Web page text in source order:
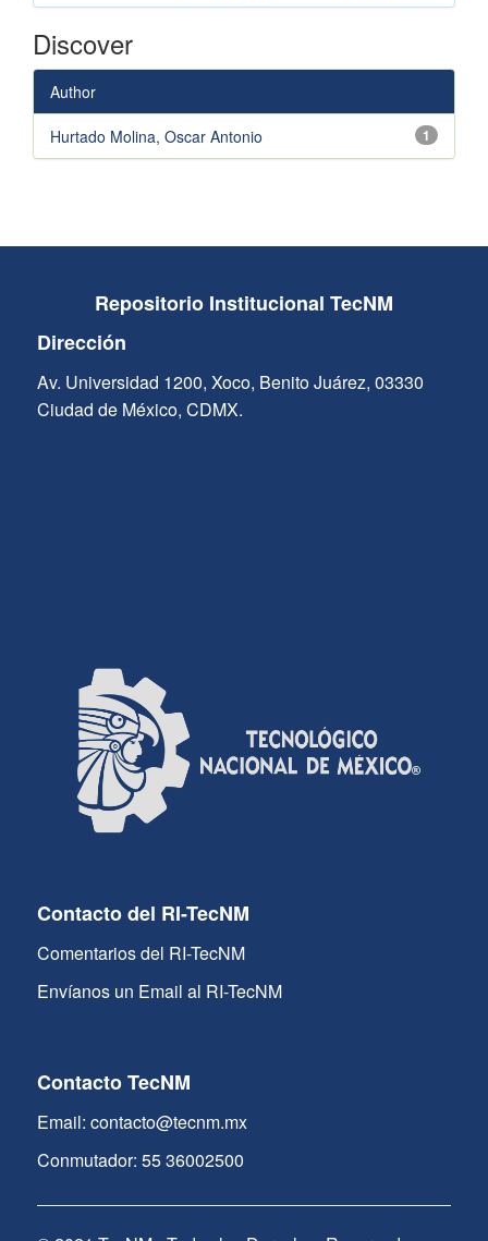
Discover
Author
1
Hurtado Molina, Oscar Antonio
Repositorio Institucional TecNM
Dirección
Av. Universidad 1200, Xoco, Benito Juárez, 03330
Ciudad de México, CDMX.
Contacto del RI-TecNM
Comentarios del RI-TecNM
Envíanos un Email al RI-TecNM
Contacto TecNM
Email: contacto@tecnm.mx
Conmutador: 55 36002500